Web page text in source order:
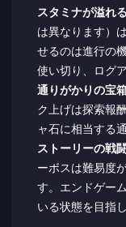
スタミナが溢れ
は異なります）
せるのは進行の
使い切り、ログ
通りがかりの宝
ク上げは探索報
ャ石に相当する
ストーリーの戦
ーボスは難易度
す。エンドゲー
いる状態を目指